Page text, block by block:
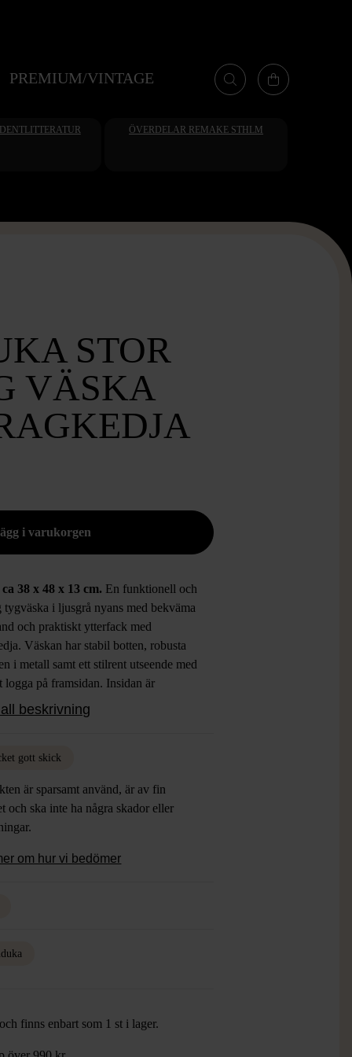
PREMIUM/VINTAGE
ÖVERDELAR REMAKE STHLM
STOR
VÄSKA
38 x 48 x 13 cm. En funktionell och
i ljusgrå nyans med bekväma
och praktiskt ytterfack med
Väskan har stabil botten, robusta
i metall samt ett stilrent utseende med
logga på framsidan. Insidan är
med ett mönstrat innerfoder i fräscha
en modern känsla.
beskrivning
gott skick
är sparsamt använd, är av fin
och ska inte ha några skador eller
om hur vi bedömer
finns enbart som 1 st i lager.